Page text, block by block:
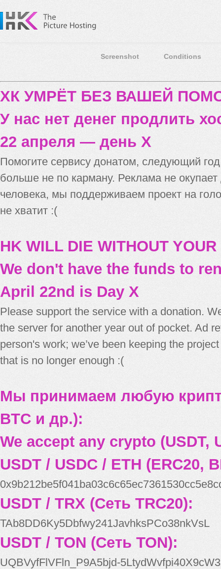
Screenshot Conditions
ХК УМРЁТ БЕЗ ВАШЕЙ
У нас нет денег продлить
22 апреля — день X
Помогите сервису донатом, следующий
больше не по карману. Реклама не
человека, мы поддерживаем проект на
не хватит :(
HK WILL DIE WITHOUT
We don't have the funds to
April 22nd is Day X
Please support the service with a donation.
the server for another year out of pocket. Ad
person's work; we’ve been keeping the
that is no longer enough :(
Мы принимаем любую
BTC и др.):
We accept any crypto (USDT,
USDT / USDC / ETH (ERC20,
USDT / TRX (Сеть TRC20):
TAb8DD6Ky5Dbfwy241JavhksPCo38nkVsL
USDT / TON (Сеть TON):
UQBVyfFlVFln_P9A5bjd-